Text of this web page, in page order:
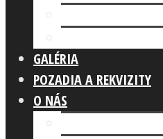
GALÉRIA
POZADIA A REKVIZITY
O NÁS